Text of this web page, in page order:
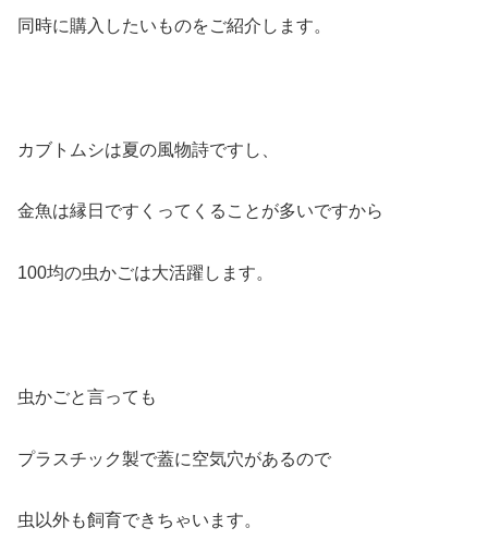
同時に購入したいものをご紹介します。
カブトムシは夏の風物詩ですし、
金魚は縁日ですくってくることが多いですから
100均の虫かごは大活躍します。
虫かごと言っても
プラスチック製で蓋に空気穴があるので
虫以外も飼育できちゃいます。